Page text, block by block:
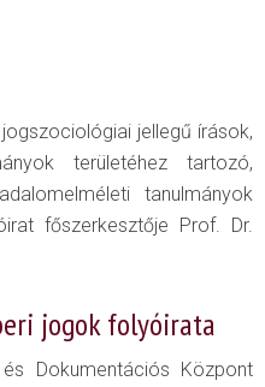
jellegű írások,
területéhez tartozó,
tanulmányok
főszerkesztője Prof. Dr.
jogok folyóirata
Dokumentációs Központ